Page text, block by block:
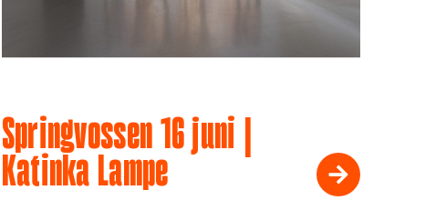
Springvossen 16 juni |
Katinka Lampe